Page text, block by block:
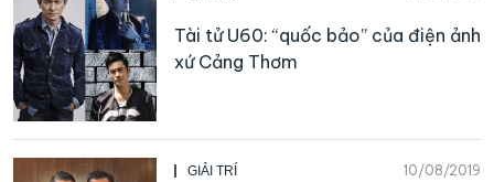
Tài tử U60: “quốc bảo” của điện ảnh
xứ Cảng Thơm
GIẢI TRÍ 10/08/2019